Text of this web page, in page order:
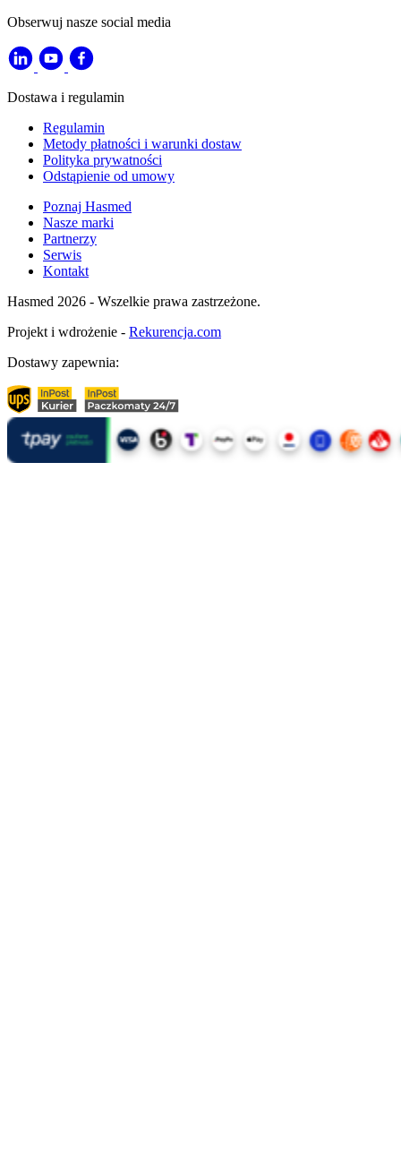
Obserwuj nasze social media
Dostawa i regulamin
Regulamin
Metody płatności i warunki dostaw
Polityka prywatności
Odstąpienie od umowy
Poznaj Hasmed
Nasze marki
Partnerzy
Serwis
Kontakt
Hasmed 2026 - Wszelkie prawa zastrzeżone.
Projekt i wdrożenie - Rekurencja.com
Dostawy zapewnia: